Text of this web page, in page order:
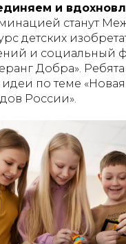
и
станут
детских
и социальный
Добра».
по теме
России».